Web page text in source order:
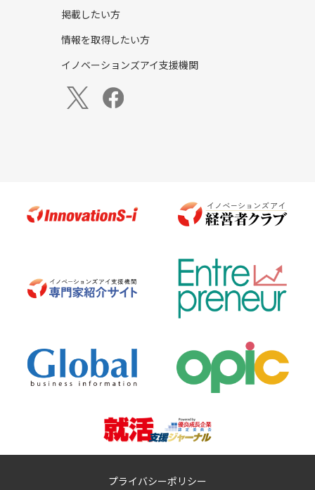
掲載したい方
情報を取得したい方
イノベーションズアイ支援機関
プライバシーポリシー